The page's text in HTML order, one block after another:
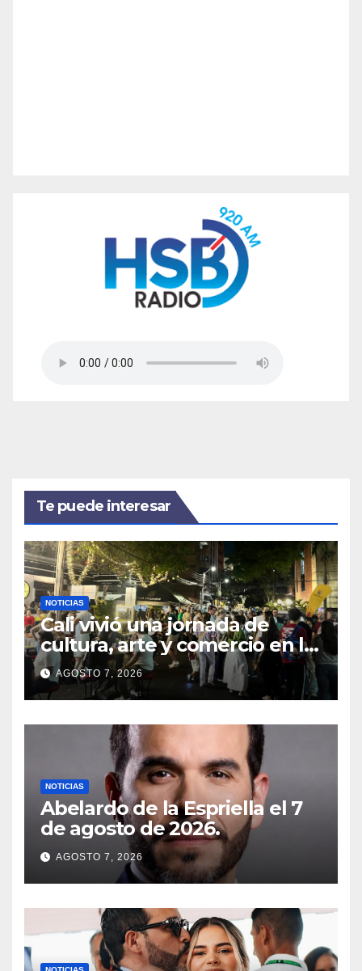
Te puede interesar
NOTICIAS
Cali vivió una jornada de
cultura, arte y comercio en la
antesala de la posesión
presidencial
AGOSTO 7, 2026
NOTICIAS
Abelardo de la Espriella el 7
de agosto de 2026.
AGOSTO 7, 2026